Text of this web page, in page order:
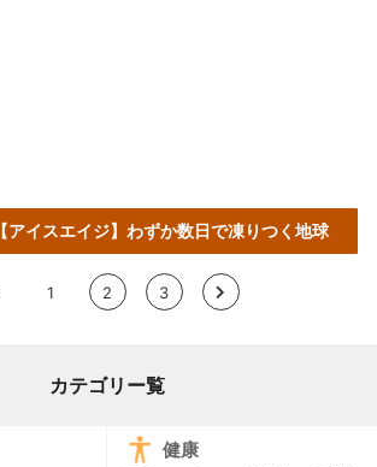
【アイスエイジ】わずか数日で凍りつく地球
1 2 3 >
カテゴリー覧
健康